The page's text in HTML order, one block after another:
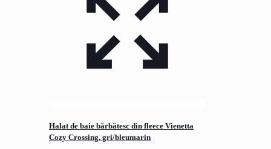
Halat de baie bărbătesc din fleece Vienetta
Cozy Crossing, gri/bleumarin